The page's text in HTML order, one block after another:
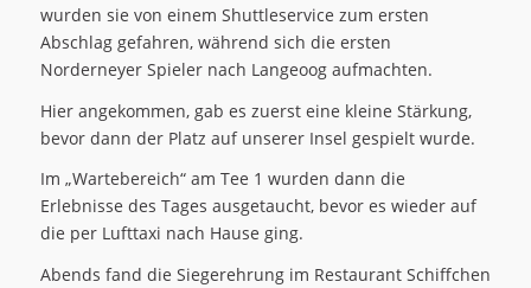
wurden sie von einem Shuttleservice zum ersten
Abschlag gefahren, während sich die ersten
Norderneyer Spieler nach Langeoog aufmachten.
Hier angekommen, gab es zuerst eine kleine Stärkung,
bevor dann der Platz auf unserer Insel gespielt wurde.
Im „Wartebereich“ am Tee 1 wurden dann die
Erlebnisse des Tages ausgetaucht, bevor es wieder auf
die per Lufttaxi nach Hause ging.
Abends fand die Siegerehrung im Restaurant Schiffchen